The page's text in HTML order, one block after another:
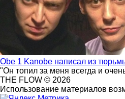
Obe 1 Kanobe написал из
"Он топил за меня всегда и
THE FLOW © 2026
Использование материалов